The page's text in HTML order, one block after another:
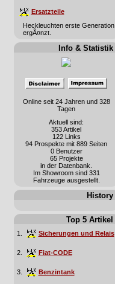
Ersatzteile
Heckleuchten erste Generation
ergÃ¤nzt.
Info & Statistik
Online seit 24 Jahren und 328
Tagen
Aktuell sind:
353 Artikel
122 Links
94 Prospekte mit 889 Seiten
0 Benutzer
65 Projekte
in der Datenbank.
Im Showroom sind 331
Fahrzeuge ausgestellt.
History
Top 5 Artikel
1. Sicherungen und Relais
2. Fiat-CODE
3. Benzintank